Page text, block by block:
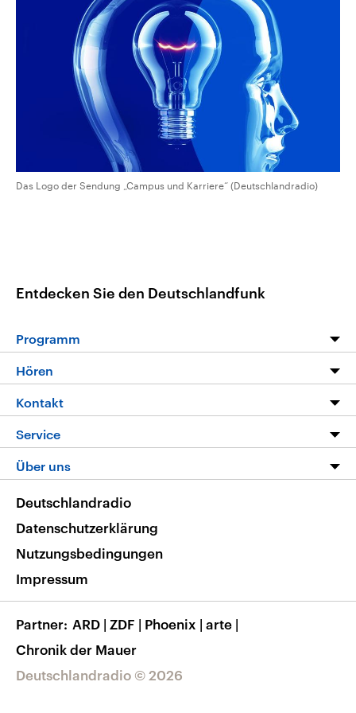
CDU, SPD und FDP regiert.-
Umfragen, Prognosen,
Wahlprogramme, aktuelle Berichte
und Hintergründe zu den Parteien
und Kandidaten der anstehenden
aktuelle Weltgeschehen.
Sendungen Programm Podcasts
Audio-Archiv
Das Logo der Sendung „Campus und Karriere“ (Deutschlandradio)
Entdecken Sie den Deutschlandfunk
Programm
Programm
Die Nachrichten
Nachrichtenleicht
Neue Beiträge auf dlf.de
Hören
Livestream
Podcasts
Deutschlandfunk App
Nachrichten App
Frequenzen
Kontakt
Hörerservice
Service
FAQ
Veranstaltungen
Musikliste
RSS
Über uns
Barrierefreiheit
Deutschlandradio © 2026
Deutschlandradio
Datenschutzerklärung
Nutzungsbedingungen
Impressum
Partner ARD | ZDF | Phoenix | arte |
Chronik der Mauer